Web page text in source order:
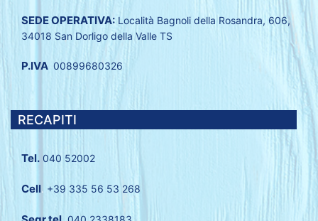
SEDE OPERATIVA: Località Bagnoli della Rosandra, 606,
34018 San Dorligo della Valle TS
P.IVA 00899680326
RECAPITI
Tel. 040 52002
Cell. +39 335 56 53 268